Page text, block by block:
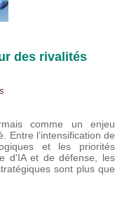
des rivalités
comme un enjeu
Entre l’intensification de
et les priorités
d’IA et de défense, les
sont plus que